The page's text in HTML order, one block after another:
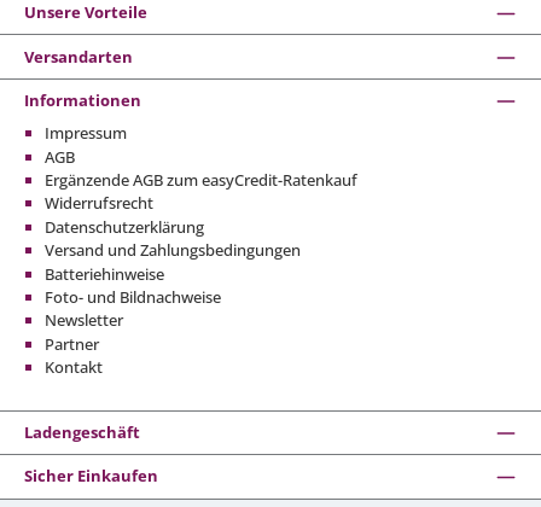
Unsere Vorteile
Versandarten
Informationen
Impressum
AGB
Ergänzende AGB zum easyCredit-Ratenkauf
Widerrufsrecht
Datenschutzerklärung
Versand und Zahlungsbedingungen
Batteriehinweise
Foto- und Bildnachweise
Newsletter
Partner
Kontakt
Ladengeschäft
Sicher Einkaufen